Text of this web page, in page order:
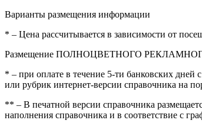
Варианты размещения информации
* – Цена рассчитывается в зависимости от
Размещение ПОЛНОЦВЕТНОГО РЕКЛАМНОГО
* – при оплате в течение 5-ти банковских
или рубрик интернет-версии справочника на
** – В печатной версии справочника
наполнения справочника и в соответствие с